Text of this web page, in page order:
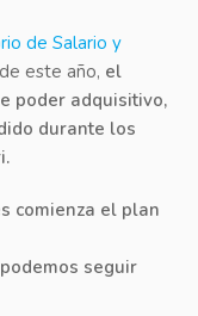
de Salario y
este año, el
poder adquisitivo,
durante los
comienza el plan
seguir